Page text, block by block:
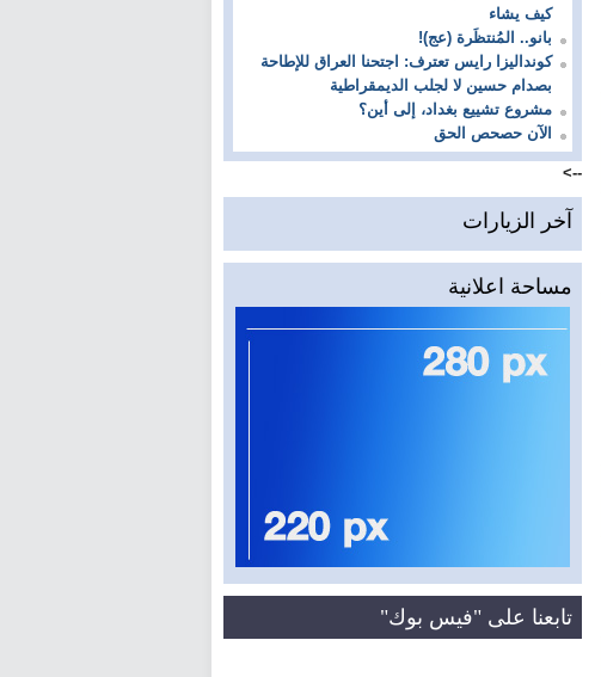
كيف يشاء
بانو.. المُنتظَرة (عج)!
كونداليزا رايس تعترف: اجتحنا العراق للإطاحة
بصدام حسين لا لجلب الديمقراطية
مشروع تشييع بغداد، إلى أين؟
الآن حصحص الحق
-->
آخر الزيارات
مساحة اعلانية
تابعنا على "فيس بوك"